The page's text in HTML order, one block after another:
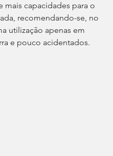
mais capacidades para o
recomendando-se, no
utilização apenas em
e pouco acidentados.